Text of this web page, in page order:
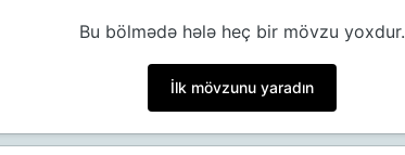
Bu bölmədə hələ heç bir mövzu yoxdur.
İlk mövzunu yaradın